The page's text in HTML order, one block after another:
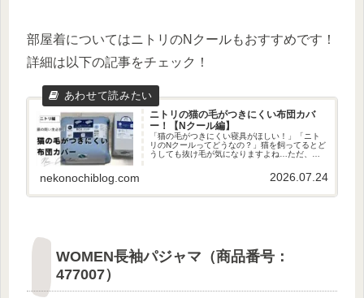
部屋着についてはニトリのNクールもおすすめです！
詳細は以下の記事をチェック！
ニトリの猫の毛がつきにくい布団カバ
ー！【Nクール編】
「猫の毛がつきにくい寝具がほしい！」「ニト
リのNクールってどうなの？」猫を飼ってるとど
うしても抜け毛が気になりますよね…ただ、コ
バー」は見つかります！ということで、今回は
ニトリで猫の毛がつきにくい寝...
nekonochiblog.com 2026.07.24
WOMEN長袖パジャマ（商品番号：
477007）